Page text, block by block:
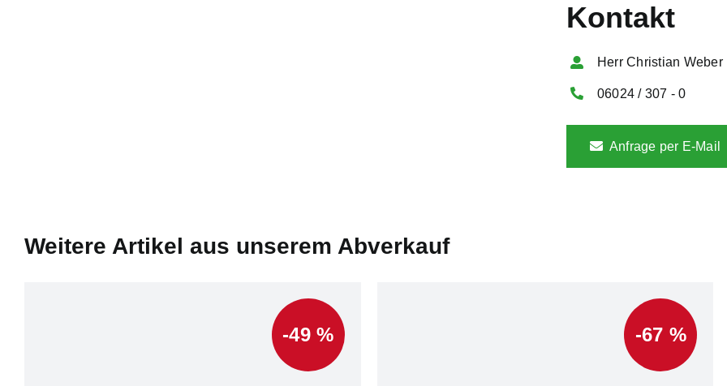
Kontakt
Herr Christian Weber
06024 / 307 - 0
Anfrage per E-Mail
Weitere Artikel aus unserem Abverkauf
-49 % -67 %